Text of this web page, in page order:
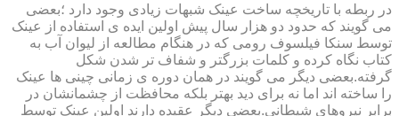
در ربطه با تاریخچه ساخت عینک شبهات زیادی وجود دارد ؛بعضی
می گویند که حدود دو هزار سال پیش اولین ایده ی استفاده از عینک
توسط سنکا فیلسوف رومی که در هنگام مطالعه از لیوان آب به
کتاب نگاه کرده و کلمات بزرگتر و شفاف تر شدن شکل
گرفته.بعضی دیگر می گویند در همان دوره ی زمانی چینی ها عینک
را ساخته اند اما نه برای دید بهتر بلکه محافظت از چشمانشان در
برابر نیروهای شیطانی.بعضی دیگر عقیده دارند اولین عینک توسط